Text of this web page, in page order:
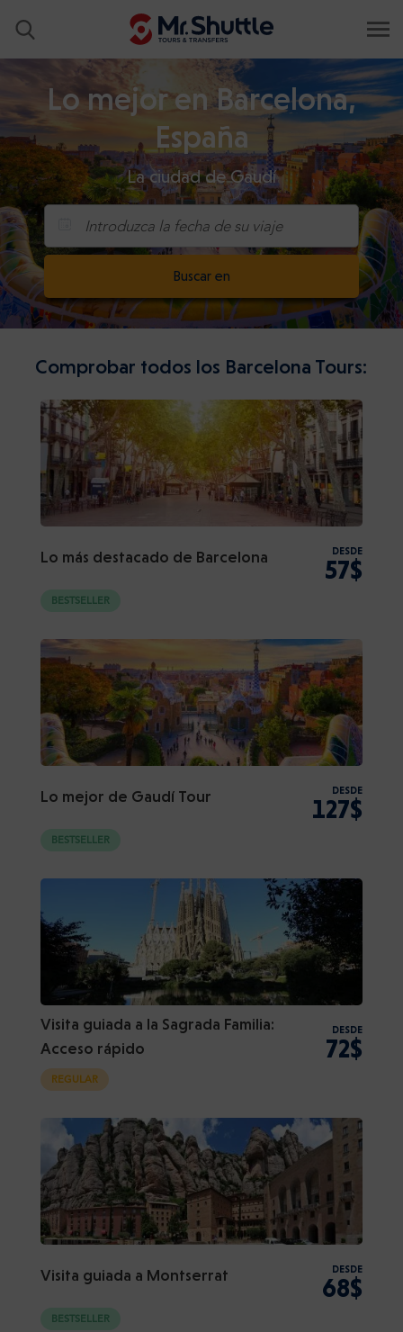
Lo mejor en Barcelona,
España
La ciudad de Gaudí
Introduzca la fecha de su viaje
Buscar en
Comprobar todos los Barcelona Tours:
Lo más destacado de Barcelona DESDE
57$
BESTSELLER
Lo mejor de Gaudí Tour DESDE
127$
BESTSELLER
Visita guiada a la Sagrada Familia:
Acceso rápido
DESDE
72$
REGULAR
Visita guiada a Montserrat DESDE
68$
BESTSELLER